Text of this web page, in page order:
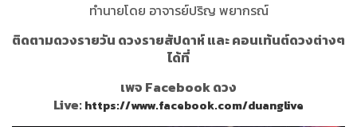
ทำนายโดย อาจารย์ปริญ พยากรณ์
ติดตามดวงรายวัน ดวงรายสัปดาห์ และ คอนเท้นต์ดวงต่างๆ
ได้ที่
เพจ Facebook ดวง
Live:https://www.facebook.com/duanglive